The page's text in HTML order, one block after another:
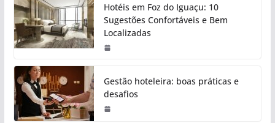
Hotéis em Foz do Iguaçu: 10
Sugestões Confortáveis e Bem
Localizadas
Gestão hoteleira: boas práticas e
desafios